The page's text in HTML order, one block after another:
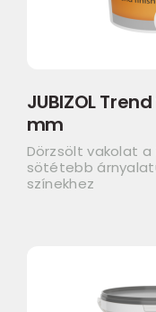
JUBIZOL
mm
Dörzsölt vakolat
sötétebb
színekhez